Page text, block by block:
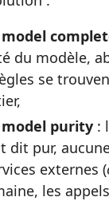
du modèle,
se
purity :
dit pur,
externes (
les